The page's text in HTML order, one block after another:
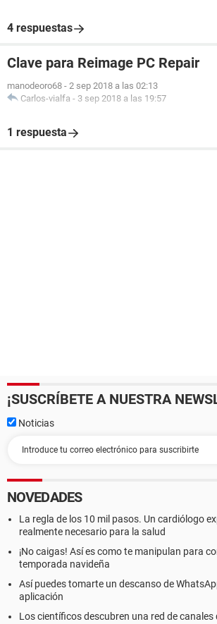
4 respuestas
Clave para Reimage PC Repair
manodeoro68 - 2 sep 2018 a las 02:13
Carlos-vialfa - 3 sep 2018 a las 19:57
1 respuesta
¡SUSCRÍBETE A NUESTRA
Noticias
NOVEDADES
La regla de los 10 mil pasos. Un cardiólogo
realmente necesario para la salud
¡No caigas! Así es como te manipulan para
temporada navideña
Así puedes tomarte un descanso de
aplicación
Los científicos descubren una red de canales